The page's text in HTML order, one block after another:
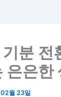
분 전
은은한
월 23일